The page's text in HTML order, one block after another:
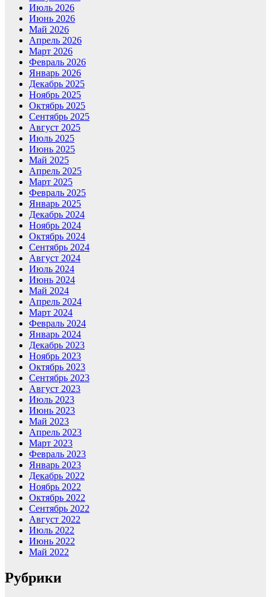
Июль 2026
Июнь 2026
Май 2026
Апрель 2026
Март 2026
Февраль 2026
Январь 2026
Декабрь 2025
Ноябрь 2025
Октябрь 2025
Сентябрь 2025
Август 2025
Июль 2025
Июнь 2025
Май 2025
Апрель 2025
Март 2025
Февраль 2025
Январь 2025
Декабрь 2024
Ноябрь 2024
Октябрь 2024
Сентябрь 2024
Август 2024
Июль 2024
Июнь 2024
Май 2024
Апрель 2024
Март 2024
Февраль 2024
Январь 2024
Декабрь 2023
Ноябрь 2023
Октябрь 2023
Сентябрь 2023
Август 2023
Июль 2023
Июнь 2023
Май 2023
Апрель 2023
Март 2023
Февраль 2023
Январь 2023
Декабрь 2022
Ноябрь 2022
Октябрь 2022
Сентябрь 2022
Август 2022
Июль 2022
Июнь 2022
Май 2022
Рубрики